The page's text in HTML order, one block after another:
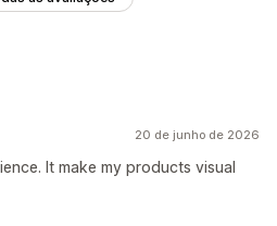
20 de junho de 2026
It make my products visual